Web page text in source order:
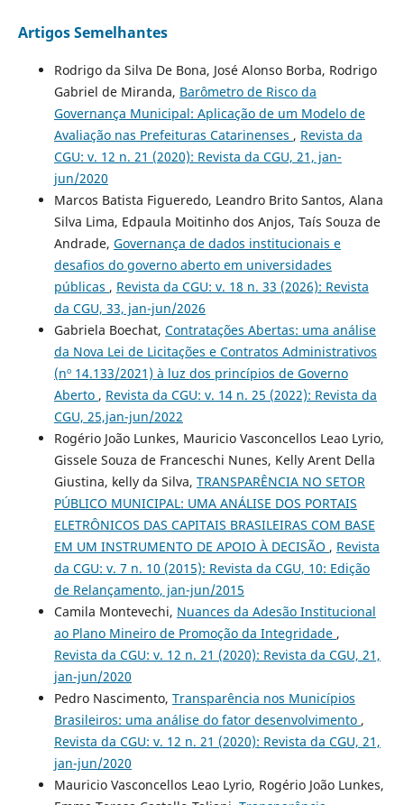
Artigos Semelhantes
Rodrigo da Silva De Bona, José Alonso Borba, Rodrigo
Gabriel de Miranda, Barômetro de Risco da
Governança Municipal: Aplicação de um Modelo de
Avaliação nas Prefeituras Catarinenses , Revista da
CGU: v. 12 n. 21 (2020): Revista da CGU, 21, jan-
jun/2020
Marcos Batista Figueredo, Leandro Brito Santos, Alana
Silva Lima, Edpaula Moitinho dos Anjos, Taís Souza de
Andrade, Governança de dados institucionais e
desafios do governo aberto em universidades
públicas , Revista da CGU: v. 18 n. 33 (2026): Revista
da CGU, 33, jan-jun/2026
Gabriela Boechat, Contratações Abertas: uma análise
da Nova Lei de Licitações e Contratos Administrativos
(nº 14.133/2021) à luz dos princípios de Governo
Aberto , Revista da CGU: v. 14 n. 25 (2022): Revista da
CGU, 25,jan-jun/2022
Rogério João Lunkes, Mauricio Vasconcellos Leao Lyrio,
Gissele Souza de Franceschi Nunes, Kelly Arent Della
Giustina, kelly da Silva, TRANSPARÊNCIA NO SETOR
PÚBLICO MUNICIPAL: UMA ANÁLISE DOS PORTAIS
ELETRÔNICOS DAS CAPITAIS BRASILEIRAS COM BASE
EM UM INSTRUMENTO DE APOIO À DECISÃO , Revista
da CGU: v. 7 n. 10 (2015): Revista da CGU, 10: Edição
de Relançamento, jan-jun/2015
Camila Montevechi, Nuances da Adesão Institucional
ao Plano Mineiro de Promoção da Integridade ,
Revista da CGU: v. 12 n. 21 (2020): Revista da CGU, 21,
jan-jun/2020
Pedro Nascimento, Transparência nos Municípios
Brasileiros: uma análise do fator desenvolvimento ,
Revista da CGU: v. 12 n. 21 (2020): Revista da CGU, 21,
jan-jun/2020
Mauricio Vasconcellos Leao Lyrio, Rogério João Lunkes,